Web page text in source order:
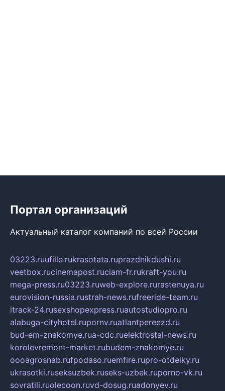
Портал организаций
Актуальный каталог компаний по всей России
03223.ruufille.rukrasotata.ruprazdnikdushi.ru
veetbox.rucinemapost.ruciam-fr.rukraft-you.ru
mega-press.ru03223.ruweb-explore.rurastenuya.ru
eurovision-russia.rustrah-news.rufreeride-team.ru
itrack-24.rusexshopexpress.ruautostudiopro.ru
alabuga-cityhotel.rupornv.ruatlantpereezd.ru
bud-em-znakomye.rua-cdc.ruelektrostal-news.ru
korolevremont-market.rubudem-znakomye.ru
oooagrosnab.rufpodaso.ruemfire.rupro-otdelky.ru
ukrasotki.ruseksuzbek.ruseks-uzbek.ruporno-vk.ru
sovratili.ruolecoon.ruvd-dosug.ruadonyev.ru